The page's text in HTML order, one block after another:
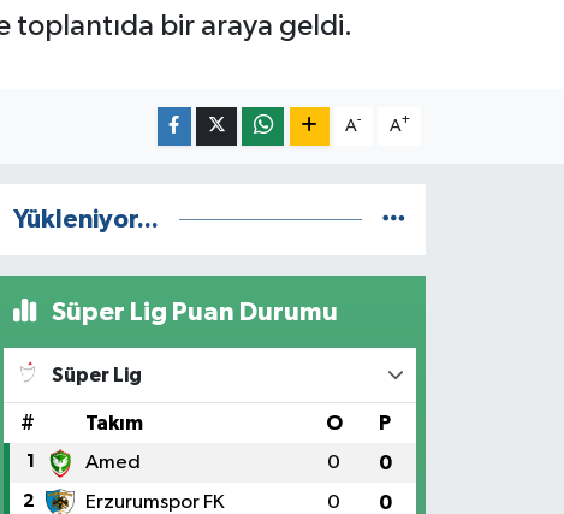
toplantıda bir araya geldi.
A- A+
Yükleniyor...
Süper Lig Puan Durumu
Süper Lig
# Takım O P
1 Amed 0 0
2 Erzurumspor FK 0 0